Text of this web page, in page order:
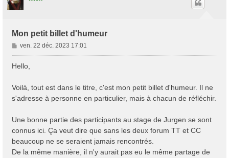
Mon petit billet d'humeur
M
e
s
g
e
ven. 22 déc. 2023 17:01
Hello,
Voilà, tout est dans le titre, c'est mon petit billet d'humeur. Il ne
s'adresse à personne en particulier, mais à chacun de réfléchir.
Une bonne partie des participants au stage de Jurgen se sont
connus ici. Ça veut dire que sans les deux forum TT et CC
beaucoup ne se seraient jamais rencontrés.
De la même manière, il n'y aurait pas eu le même partage de